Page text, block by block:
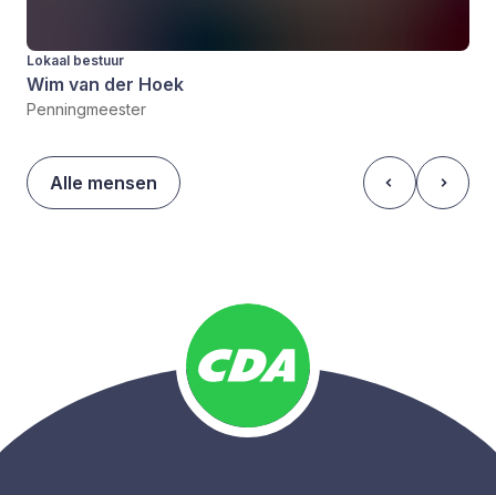
Lokaal bestuur
Wim van der Hoek
Penningmeester
Alle mensen